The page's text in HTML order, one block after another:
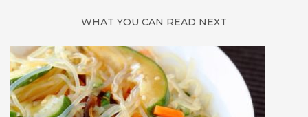
WHAT YOU CAN READ NEXT